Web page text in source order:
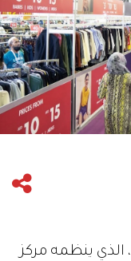
معرض "ليالي رمضان 2022"، الذي ينظمه مركز